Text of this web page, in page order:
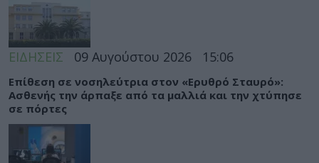
ΕΙΔΗΣΕΙΣ 09 Αυγούστου 2026 15:06
Eπίθεση σε νοσηλεύτρια στον «Ερυθρό Σταυρό»:
Ασθενής την άρπαξε από τα μαλλιά και την χτύπησε
σε πόρτες